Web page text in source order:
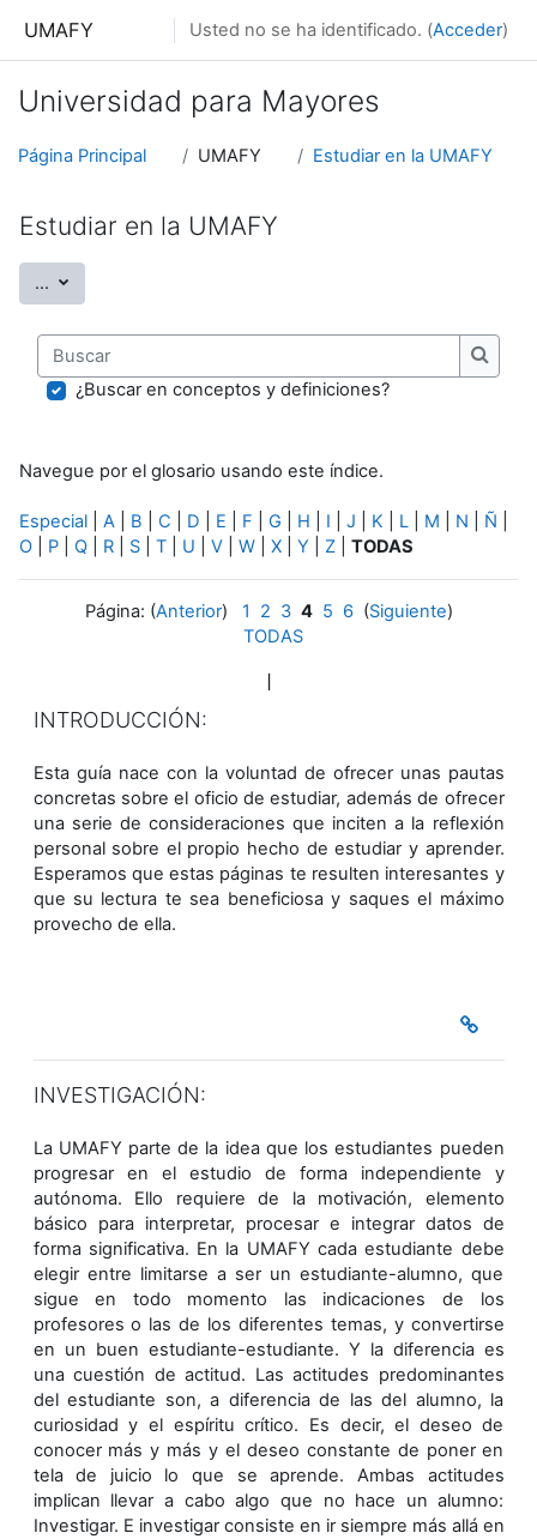
UMAFY Usted no se ha identificado. (Acceder)
Universidad para Mayores
Página Principal UMAFY Estudiar en la UMAFY
Estudiar en la UMAFY
... Exportar entradas
Buscar
Buscar
¿Buscar en conceptos y definiciones?
Navegue por el glosario usando este índice.
Especial A B C D E F G H I J K L M N Ñ
O
P Q R S T U V W X Y Z TODAS
Página: (Anterior) 1 2 3 4 5 6(Siguiente)
TODAS
I
INTRODUCCIÓN:
Esta guía nace con la voluntad de ofrecer unas pautas
concretas sobre el oficio de estudiar, además de ofrecer
una serie de consideraciones que inciten a la reflexión
personal sobre el propio hecho de estudiar y aprender.
Esperamos que estas páginas te resulten interesantes y
que su lectura te sea beneficiosa y saques el máximo
provecho de ella.
INVESTIGACIÓN:
La UMAFY parte de la idea que los estudiantes pueden
progresar en el estudio de forma independiente y
autónoma. Ello requiere de la motivación, elemento
básico para interpretar, procesar e integrar datos de
forma significativa. En la UMAFY cada estudiante debe
elegir entre limitarse a ser un estudiante-alumno, que
sigue en todo momento las indicaciones de los
profesores o las de los diferentes temas, y convertirse
en un buen estudiante-estudiante. Y la diferencia es
una cuestión de actitud. Las actitudes predominantes
del estudiante son, a diferencia de las del alumno, la
curiosidad y el espíritu crítico. Es decir, el deseo de
conocer más y más y el deseo constante de poner en
tela de juicio lo que se aprende. Ambas actitudes
implican llevar a cabo algo que no hace un alumno:
Investigar. E investigar consiste en ir siempre más allá en